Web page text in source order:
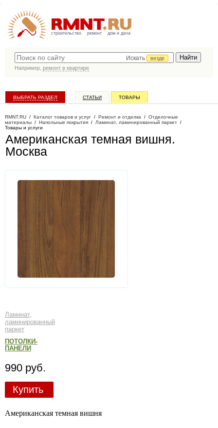
строительство ремонт дом и дача
Искать
везде
Например, ремонт в квартире
ВЫБРАТЬ РАЗДЕЛ СТАТЬИ ТОВАРЫ
RMNT.RU / Каталог товаров и услуг / Ремонт и отделка / Отделочные
материалы / Напольные покрытия / Ламинат, ламинированный паркет /
Товары и услуги
Американская темная вишня.
Москва
Ламинат,
ламинированный
паркет
ПОТОЛКИ-
ПАНЕЛИ
990 руб.
Купить
Американская темная вишня